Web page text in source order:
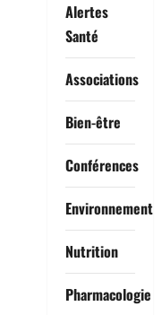
Alertes
Santé
Associations
Bien-être
Conférences
Environnement
Nutrition
Pharmacologie